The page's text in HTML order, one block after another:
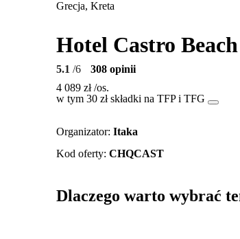
Grecja, Kreta
Hotel Castro Beach
5.1 /6
308 opinii
4 089 zł/os.
w tym 30 zł składki na TFP i TFG
Organizator: Itaka
Kod oferty: CHQCAST
Dlaczego warto wybrać